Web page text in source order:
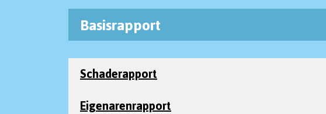
Basisrapport
Schaderapport
Eigenarenrapport